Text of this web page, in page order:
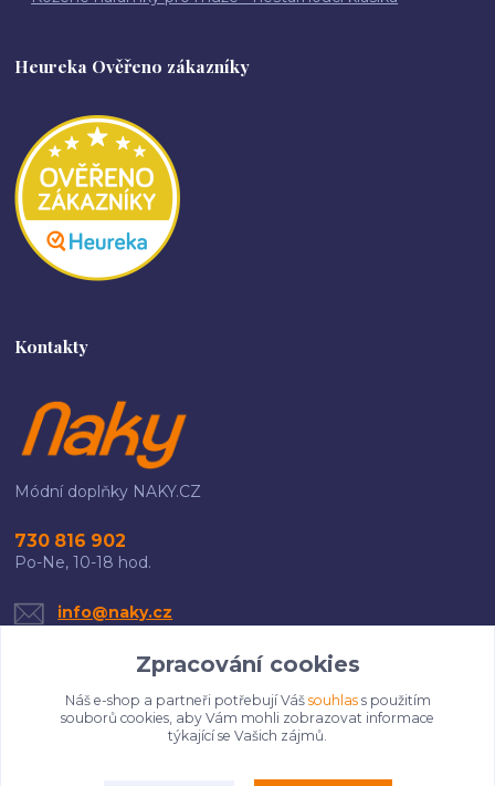
Heureka Ověřeno zákazníky
Kontakty
Módní doplňky NAKY.CZ
730 816 902
Po-Ne, 10-18 hod.
info@naky.cz
Zpracování cookies
Náš e-shop a partneři potřebují Váš souhlass použitím
souborů cookies, aby Vám mohli zobrazovat informace
týkající se Vašich zájmů.